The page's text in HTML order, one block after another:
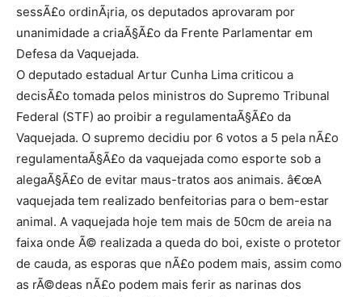
sessÃ£o ordinÃ¡ria, os deputados aprovaram por
unanimidade a criaÃ§Ã£o da Frente Parlamentar em
Defesa da Vaquejada.
O deputado estadual Artur Cunha Lima criticou a
decisÃ£o tomada pelos ministros do Supremo Tribunal
Federal (STF) ao proibir a regulamentaÃ§Ã£o da
Vaquejada. O supremo decidiu por 6 votos a 5 pela nÃ£o
regulamentaÃ§Ã£o da vaquejada como esporte sob a
alegaÃ§Ã£o de evitar maus-tratos aos animais. â€œA
vaquejada tem realizado benfeitorias para o bem-estar
animal. A vaquejada hoje tem mais de 50cm de areia na
faixa onde Ã© realizada a queda do boi, existe o protetor
de cauda, as esporas que nÃ£o podem mais, assim como
as rÃ©deas nÃ£o podem mais ferir as narinas dos